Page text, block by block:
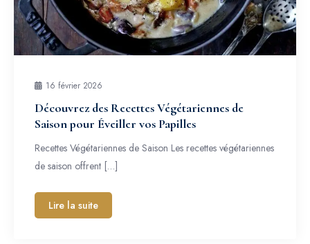
16 février 2026
Découvrez des Recettes Végétariennes de
Saison pour Éveiller vos Papilles
Recettes Végétariennes de Saison Les recettes végétariennes
de saison offrent […]
Lire la suite